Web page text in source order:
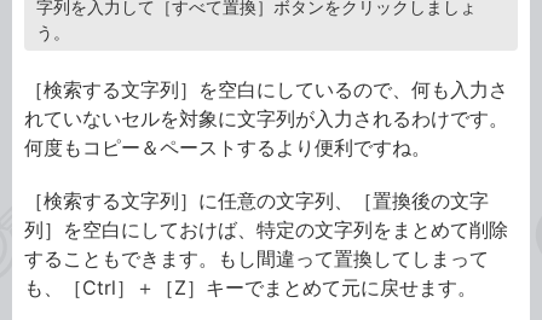
字列を入力して［すべて置換］ボタンをクリックしましょ
う。
［検索する文字列］を空白にしているので、何も入力さ
れていないセルを対象に文字列が入力されるわけです。
何度もコピー＆ペーストするより便利ですね。
［検索する文字列］に任意の文字列、［置換後の文字
列］を空白にしておけば、特定の文字列をまとめて削除
することもできます。もし間違って置換してしまって
も、［Ctrl］＋［Z］キーでまとめて元に戻せます。